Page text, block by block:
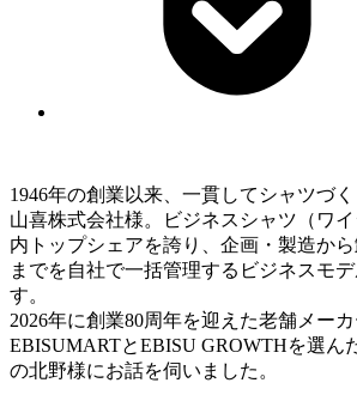
1946年の創業以来、一貫してシャツづ
山喜株式会社様。ビジネスシャツ（ワ
内トップシェアを誇り、企画・製造か
までを自社で一括管理するビジネスモ
す。
2026年に創業80周年を迎えた老舗メー
EBISUMARTとEBISU GROWTHを選ん
の北野様にお話を伺いました。